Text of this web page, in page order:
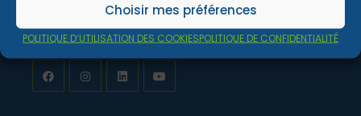
Choisir mes préférences
POLITIQUE D’UTILISATION DES COOKIESPOLITIQUE DE CONFIDENTIALITÉ
stratégies et management qui accompagne les décideurs
africains